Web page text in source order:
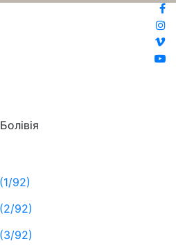
Болівія